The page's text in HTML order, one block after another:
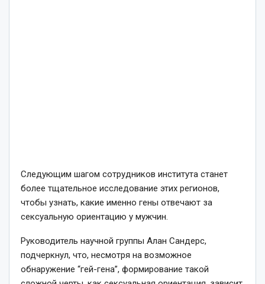
Следующим шагом сотрудников института станет
более тщательное исследование этих регионов,
чтобы узнать, какие именно гены отвечают за
сексуальную ориентацию у мужчин.
Руководитель научной группы Алан Сандерс,
подчеркнул, что, несмотря на возможное
обнаружение “гей-гена”, формирование такой